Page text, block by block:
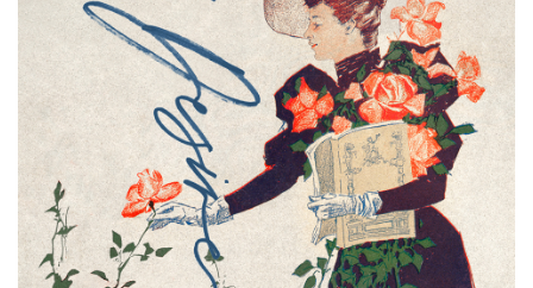
ค้นหา